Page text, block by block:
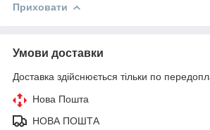
Приховати
Умови доставки
Доставка здійснюється тільки по
Нова Пошта
НОВА ПОШТА